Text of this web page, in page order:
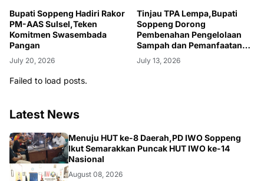
Bupati Soppeng Hadiri Rakor
PM-AAS Sulsel,Teken
Komitmen Swasembada
Pangan
July 20, 2026
Tinjau TPA Lempa,Bupati
Soppeng Dorong
Pembenahan Pengelolaan
Sampah dan Pemanfaatan
Teknologi RDF
July 13, 2026
Failed to load posts.
Latest News
NEWS
Menuju HUT ke-8 Daerah,PD IWO Soppeng
Ikut Semarakkan Puncak HUT IWO ke-14
Nasional
August 08, 2026